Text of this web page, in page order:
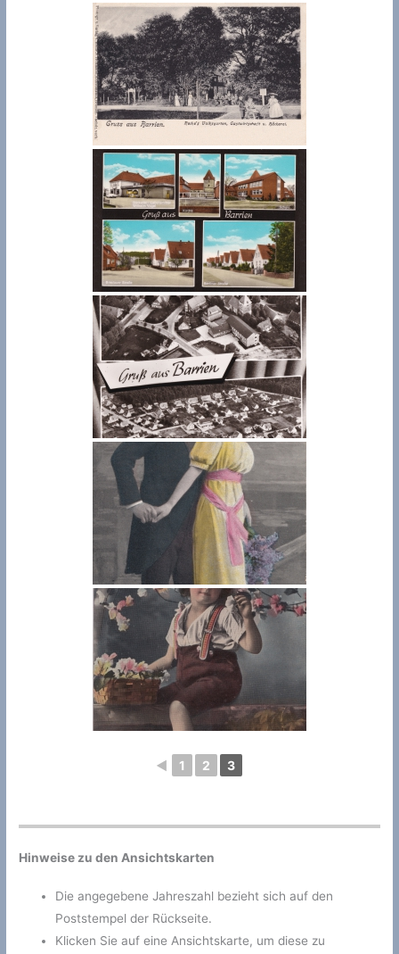
◄ 1 2 3
Hinweise zu den Ansichtskarten
Die angegebene Jahreszahl bezieht sich auf den
Poststempel der Rückseite.
Klicken Sie auf eine Ansichtskarte, um diese zu